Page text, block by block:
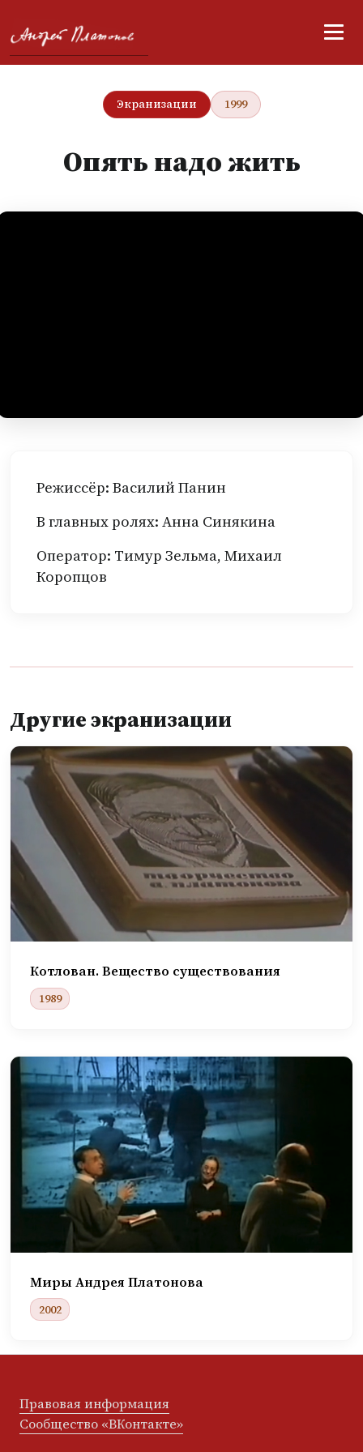
Экранизации 1999
Опять надо жить
Режиссёр: Василий Панин
В главных ролях: Анна Синякина
Оператор: Тимур Зельма, Михаил
Коропцов
Другие экранизации
Котлован. Вещество существования
1989
Перейти к предыдущему видео
Миры Андрея Платонова
2002
Перейти к следующему видео
Правовая информация
Сообщество «ВКонтакте»